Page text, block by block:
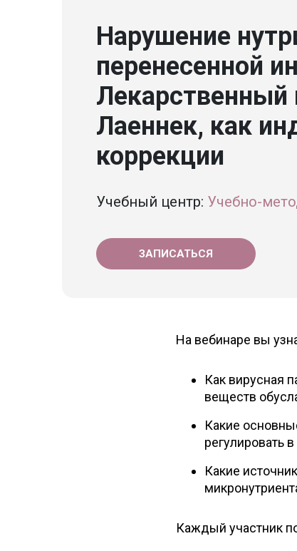
Нарушение
перенесенной
Лекарственный
Лаеннек, как
коррекции
Учебный центр: Учебно-
ЗАПИСАТЬСЯ
На вебинаре вы
Как вирусная
веществ
Какие
регулировать
Какие
Каждый участник